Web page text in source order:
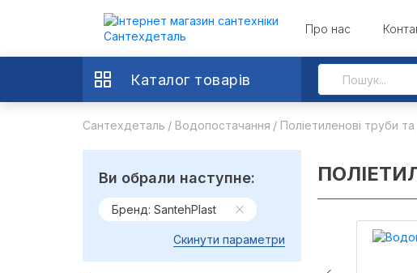
Про нас
Каталог товарів
Сантехдеталь Водопостачання Поліетиленові труби та
Ви обрали наступне:
Бренд: SantehPlast
Скинути параметри